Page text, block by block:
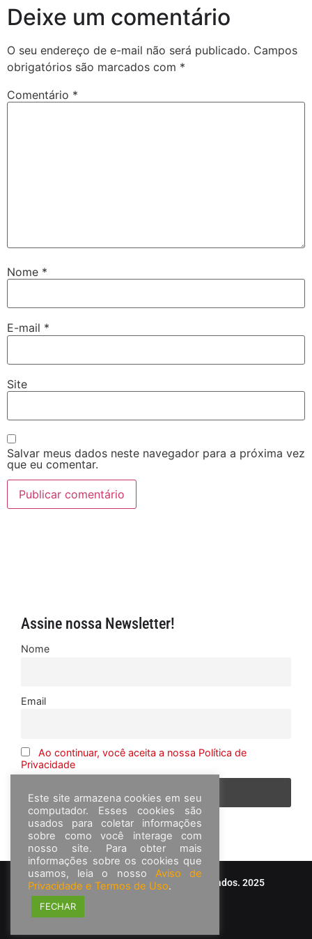
Deixe um comentário
O seu endereço de e-mail não será publicado. Campos
obrigatórios são marcados com *
Comentário *
Nome *
E-mail *
Site
Salvar meus dados neste navegador para a próxima vez
que eu comentar.
Assine nossa Newsletter!
Nome
Email
Ao continuar, você aceita a nossa Política de
Privacidade
© Frota&Cia - Todos os direitos reservados. 2025
Este site armazena cookies em seu
computador. Esses cookies são
usados para coletar informações
sobre como você interage com
nosso site. Para obter mais
informações sobre os cookies que
usamos, leia o nosso Aviso de
Privacidade e Termos de Uso.
FECHAR